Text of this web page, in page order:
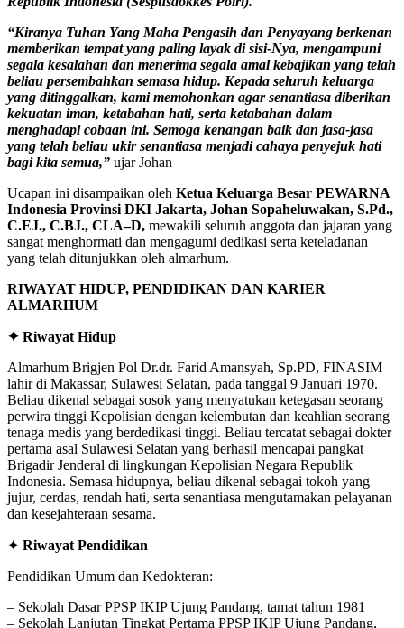
“Kiranya Tuhan Yang Maha Pengasih dan Penyayang berkenan
memberikan tempat yang paling layak di sisi-Nya, mengampuni
segala kesalahan dan menerima segala amal kebajikan yang telah
beliau persembahkan semasa hidup. Kepada seluruh keluarga
yang ditinggalkan, kami memohonkan agar senantiasa diberikan
kekuatan iman, ketabahan hati, serta ketabahan dalam
menghadapi cobaan ini. Semoga kenangan baik dan jasa-jasa
yang telah beliau ukir senantiasa menjadi cahaya penyejuk hati
bagi kita semua,” ujar Johan
Ucapan ini disampaikan oleh Ketua Keluarga Besar PEWARNA
Indonesia Provinsi DKI Jakarta, Johan Sopaheluwakan, S.Pd.,
C.EJ., C.BJ., CLA–D, mewakili seluruh anggota dan jajaran yang
sangat menghormati dan mengagumi dedikasi serta keteladanan
yang telah ditunjukkan oleh almarhum.
RIWAYAT HIDUP, PENDIDIKAN DAN KARIER
ALMARHUM
✦ Riwayat Hidup
Almarhum Brigjen Pol Dr.dr. Farid Amansyah, Sp.PD, FINASIM
lahir di Makassar, Sulawesi Selatan, pada tanggal 9 Januari 1970.
Beliau dikenal sebagai sosok yang menyatukan ketegasan seorang
perwira tinggi Kepolisian dengan kelembutan dan keahlian seorang
tenaga medis yang berdedikasi tinggi. Beliau tercatat sebagai dokter
pertama asal Sulawesi Selatan yang berhasil mencapai pangkat
Brigadir Jenderal di lingkungan Kepolisian Negara Republik
Indonesia. Semasa hidupnya, beliau dikenal sebagai tokoh yang
jujur, cerdas, rendah hati, serta senantiasa mengutamakan pelayanan
dan kesejahteraan sesama.
✦ Riwayat Pendidikan
Pendidikan Umum dan Kedokteran:
– Sekolah Dasar PPSP IKIP Ujung Pandang, tamat tahun 1981
– Sekolah Lanjutan Tingkat Pertama PPSP IKIP Ujung Pandang,